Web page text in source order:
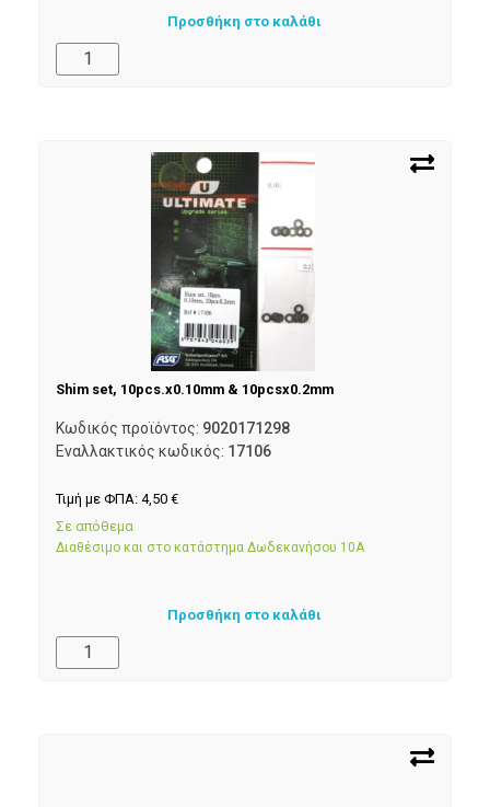
Προσθήκη στο καλάθι
Shim set, 10pcs.x0.10mm & 10pcsx0.2mm
Κωδικός προϊόντος: 9020171298
Εναλλακτικός κωδικός: 17106
Τιμή με ΦΠΑ: 4,50 €
Σε απόθεμα
Διαθέσιμο και στο κατάστημα Δωδεκανήσου 10Α
Προσθήκη στο καλάθι